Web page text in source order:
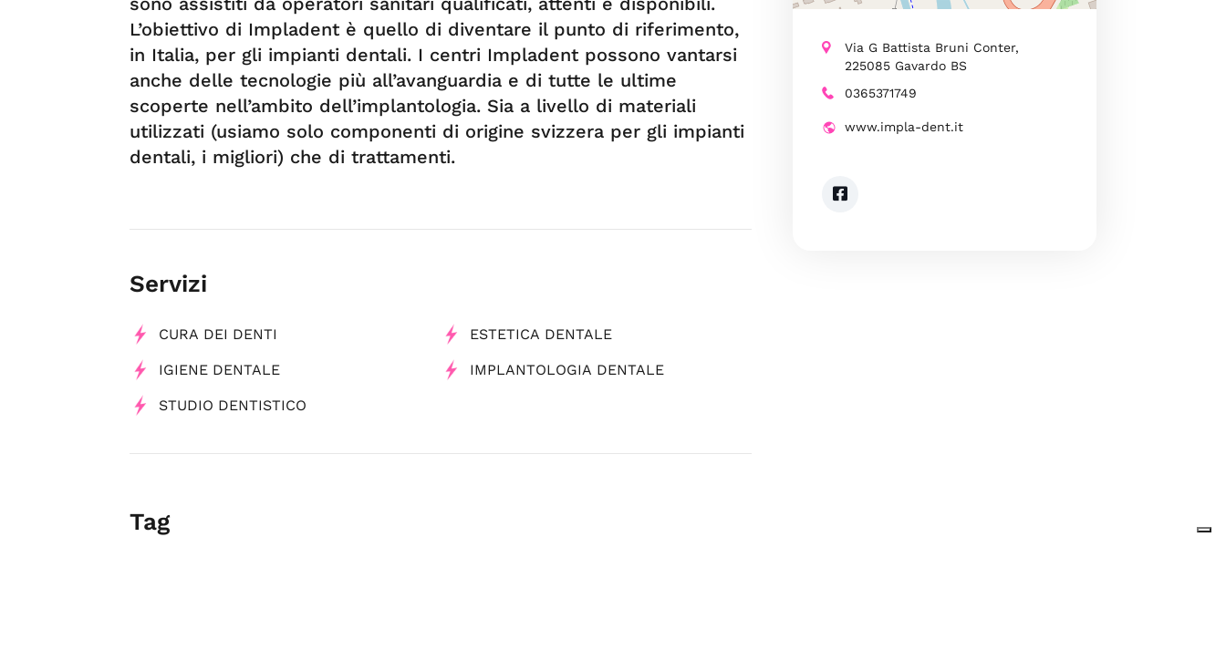
L’obiettivo di Impladent è quello di diventare il punto di riferimento,
in Italia, per gli impianti dentali. I centri Impladent possono vantarsi
anche delle tecnologie più all’avanguardia e di tutte le ultime
scoperte nell’ambito dell’implantologia. Sia a livello di materiali
utilizzati (usiamo solo componenti di origine svizzera per gli impianti
dentali, i migliori) che di trattamenti.
Servizi
CURA DEI DENTI ESTETICA DENTALE
IGIENE DENTALE IMPLANTOLOGIA DENTALE
STUDIO DENTISTICO
Tag
Via G Battista Bruni Conter,
225085 Gavardo BS
0365371749
www.impla-dent.it